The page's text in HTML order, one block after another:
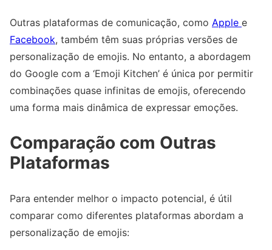
Outras plataformas de comunicação, como Apple e
Facebook, também têm suas próprias versões de
personalização de emojis. No entanto, a abordagem
do Google com a ‘Emoji Kitchen’ é única por permitir
combinações quase infinitas de emojis, oferecendo
uma forma mais dinâmica de expressar emoções.
Comparação com Outras
Plataformas
Para entender melhor o impacto potencial, é útil
comparar como diferentes plataformas abordam a
personalização de emojis: